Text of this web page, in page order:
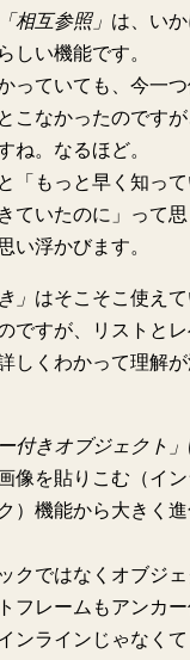
相互参照」 は、い
しい機能です。
っていても、今一つ
こなかったのです
ね。なるほど。
「もっと早く知っ
ていたのに」って
い浮かびます。
」 はそこそこ使え
ですが、リストと
しくわかって理解が
付きオブジェクト」
像を貼りこむ（イ
）機能から大きく
クではなくオブジ
フレームもアンカ
ンラインじゃなく